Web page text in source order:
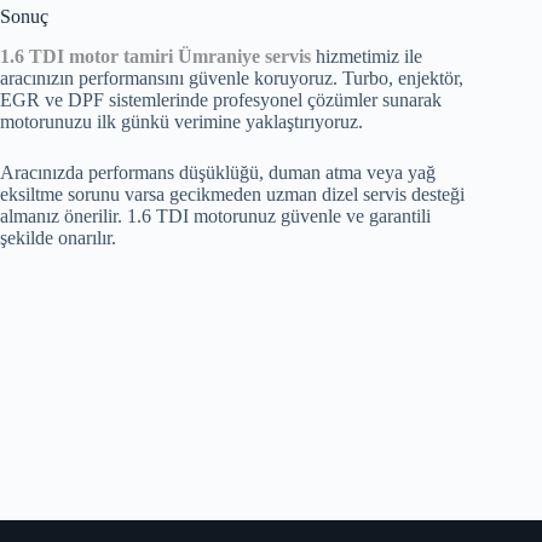
Sonuç
1.6 TDI motor tamiri Ümraniye servis hizmetimiz ile
aracınızın performansını güvenle koruyoruz. Turbo, enjektör,
EGR ve DPF sistemlerinde profesyonel çözümler sunarak
motorunuzu ilk günkü verimine yaklaştırıyoruz.
Aracınızda performans düşüklüğü, duman atma veya yağ
eksiltme sorunu varsa gecikmeden uzman dizel servis desteği
almanız önerilir. 1.6 TDI motorunuz güvenle ve garantili
şekilde onarılır.